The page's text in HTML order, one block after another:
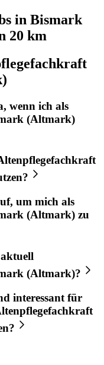
in Bismark
20 km
, wenn ich als
(Altmark)
um mich als
(Altmark) zu
(Altmark)?
interessant für